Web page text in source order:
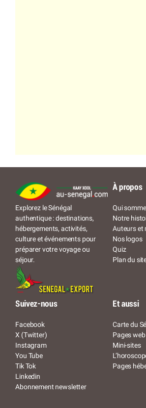
Explorez le Sénégal
authentique : destinations,
hébergements, activités,
culture et événements pour
préparer votre voyage ou
séjour.
À propos
Qui
Notre
Auteurs et
Nos logos
Quiz
Plan du
Suivez-nous
Facebook
X (Twitter)
Instagram
You Tube
Tik Tok
Linkedin
Abonnement newsletter
Et aussi
Carte du
Pages web
Mini-sites
Pages